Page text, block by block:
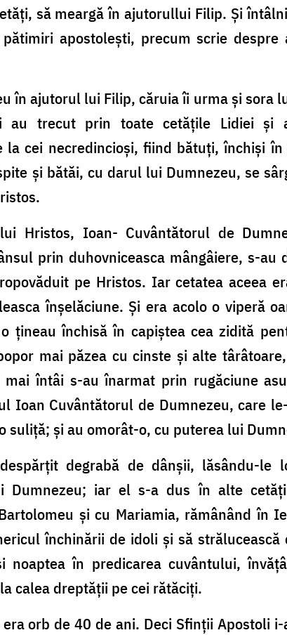
să meargă în ajutorullui Filip. Și
apostolești, precum scrie despre
în ajutorul lui Filip, căruia îi urma și sora
au trecut prin toate cetățile Lidiei și
cei necredincioși, fiind bătuți, închiși
și bătăi, cu darul lui Dumnezeu, se
Ioan- Cuvântătorul de
prin duhovniceasca mângâiere, s-au
pe Hristos. Iar cetatea aceea
înșelăciune. Și era acolo o viperă
închisă în capiștea cea zidită
mai păzea cu cinste și alte
întâi s-au înarmat prin rugăciune
Ioan Cuvântătorul de Dumne­zeu, care
și au omorât-o, cu puterea lui
degrabă de dânșii, lăsându-le
Dumnezeu; iar el s-a dus în alte
și cu Mariamia, rămânând în
închinării de idoli și să strălucească
în predicarea cuvântului,
calea dreptății pe cei rătăciți.
orb de 40 de ani. Deci Sfinții Apostoli